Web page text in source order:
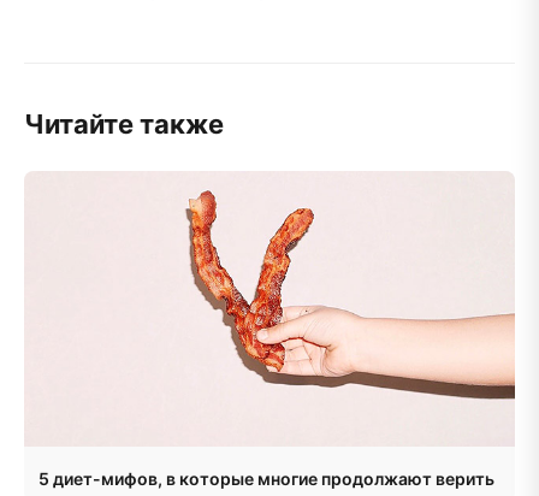
Читайте также
5 диет-мифов, в которые многие продолжают верить